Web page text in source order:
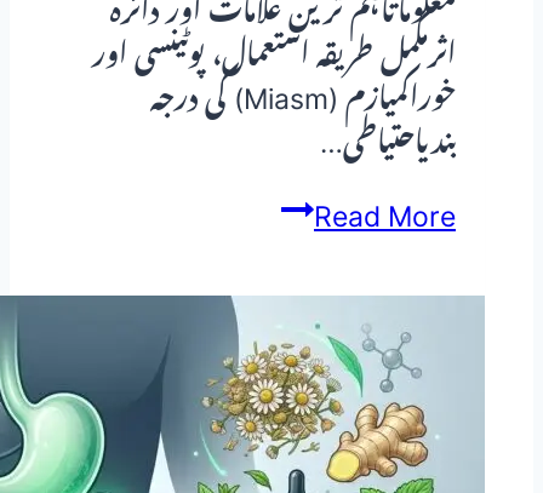
معلوماتاہم ترین علامات اور دائرہ
اثرمکمل طریقہ استعمال، پوٹینسی اور
خوراکمیازم (Miasm) کی درجہ
بندیاحتیاطی…
Read More
Sepia
—
ہومیوپیتھک
دوا
کا
مکمل